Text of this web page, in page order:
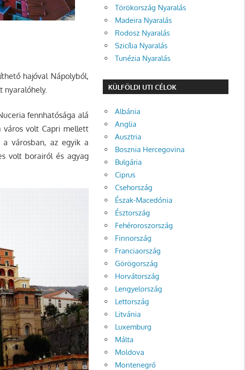
hajóval Nápolyból,
nyaralóhely.
fennhatósága alá
város volt Capri mellett
városban, az egyik a
volt borairól és agyag
Törökország Nyaralás
Madeira Nyaralás
Rodosz Nyaralás
Szicília Nyaralás
Tunézia Nyaralás
KÜLFÖLDI UTI CÉLOK
Albánia
Anglia
Ausztria
Bosznia Hercegovina
Bulgária
Ciprus
Csehország
Észak-Macedónia
Észtország
Fehéroroszország
Finnország
Franciaország
Görögország
Horvátország
Lengyelország
Lettország
Litvánia
Luxemburg
Málta
Moldova
Montenegró